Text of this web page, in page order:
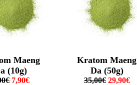
Maeng
(10g)
7,90€
Kratom Maeng
Da (50g)
35,00€ 29,90€